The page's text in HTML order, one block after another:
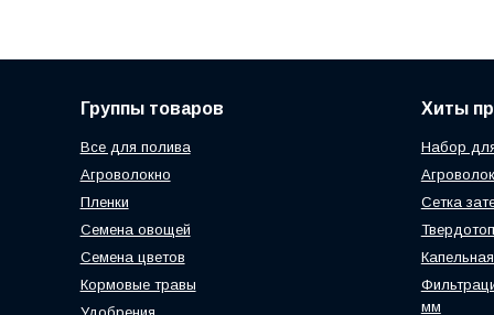
Группы товаров
Все для полива
Агроволокно
Пленки
Семена овощей
Семена цветов
Кормовые травы
Хиты
Набор
Сетка
мм